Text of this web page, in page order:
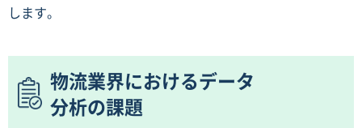
します。
物流業界におけるデータ
分析の課題